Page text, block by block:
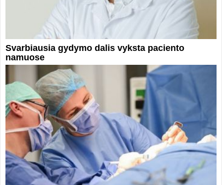
Svarbiausia gydymo dalis vyksta paciento
namuose